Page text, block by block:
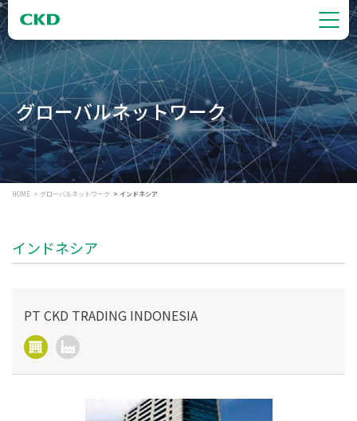
グローバルネットワーク
HOME グローバルネットワーク インドネシア
インドネシア
PT CKD TRADING INDONESIA